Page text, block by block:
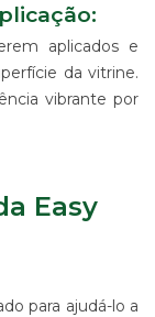
aplicados e
da vitrine.
vibrante por
Easy
para ajudá-lo a